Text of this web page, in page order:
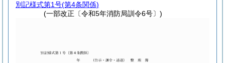
別記様式第1号(第4条関係)
(一部改正〔令和5年消防局訓令6号〕)